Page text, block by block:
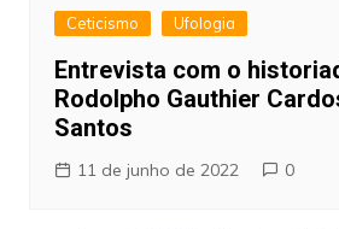
Ceticismo Ufologia
Entrevista com o
Rodolpho Gauthier
Santos
11 de junho de 2022 0